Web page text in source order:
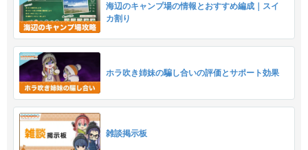
海辺のキャンプ場の情報とおすすめ編成｜スイ
カ割り
ホラ吹き姉妹の騙し合いの評価とサポート効果
雑談掲示板